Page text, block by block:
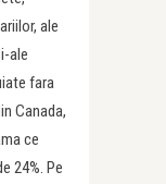
ale
ale
fara
Canada,
ce
24%. Pe